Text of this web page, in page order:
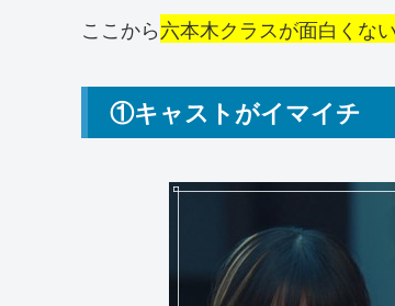
ここから六本木クラスが面白くな
①キャストがイマイチ